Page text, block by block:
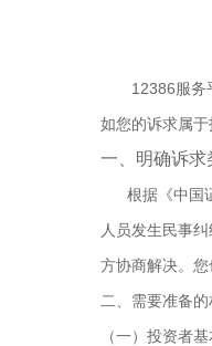
12386服务平
如您的诉求属于
一、明确诉求
根据《中国证
人员发生民事
方协商解决。
二、需要准备
（一）投资者